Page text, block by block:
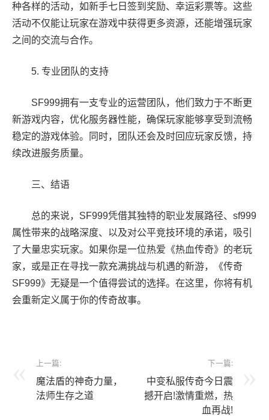
种各样的活动，如新手七日签到奖励、幸运彩票等。这些
活动不仅能让玩家在游戏中获得更多资源，还能增强玩家
之间的交流与合作。
5. 专业团队的支持
SF999拥有一支专业的运营团队，他们致力于不断更
新游戏内容，优化服务器性能，确保玩家能够享受到流畅
稳定的游戏体验。同时，团队还会及时回应玩家反馈，持
续改进服务质量。
三、结语
总的来说，SF999凭借其独特的职业发展路径、sf999
属性带来的战略深度、以及对公平竞技环境的承诺，吸引
了大量忠实玩家。如果你是一位热爱《热血传奇》的老玩
家，或是正在寻找一款充满挑战与机遇的新游，《传奇
SF999》无疑是一个值得尝试的选择。在这里，你将有机
会重新定义属于你的传奇故事。
上一篇:
魔法盾的神奇力量，
法师生存之道
下一篇:
中变私服传奇今日震
撼开启!激情重燃，热
血再战!